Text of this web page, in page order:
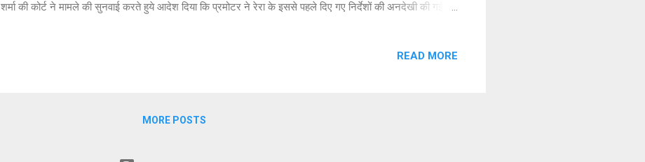
शर्मा की कोर्ट ने मामले की सुनवाई करते हुये आदेश दिया कि प्रमोटर ने रेरा के इससे पहले दिए गए निर्देशों की अनदेखी की गई है,
को जमा धनराशि ब्याज सहित लौटाने का निर्देश दिया थे। लेकिन, इसमें फेल होने के बाद रेरा ने 2 दिसंबर, 2022 को धनराशि की
READ MORE
MORE POSTS